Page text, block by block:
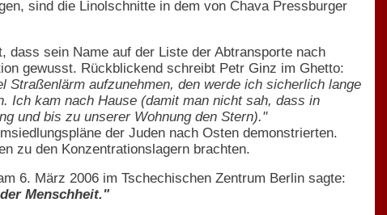
sind die Linolschnitte in dem von Chava Pressburger
dass sein Name auf der Liste der Abtransporte nach
gewusst. Rückblickend schreibt Petr Ginz im Ghetto:
aufzunehmen, den werde ich sicherlich lange
Ich kam nach Hause (damit man nicht sah, dass in
und bis zu unserer Wohnung den Stern)."
der Juden nach Osten demonstrierten.
zu den Konzentrationslagern brachten.
6. März 2006 im Tschechischen Zentrum Berlin sagte:
Menschheit."